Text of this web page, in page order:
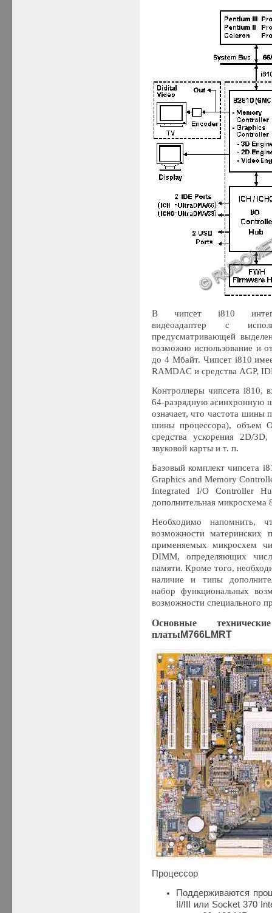
В чипсет i810
видеоадаптер с
предусматривающей
возможно использование и
до 4 Мбайт. Чипсет i810
RAMDAC и средства AGP,
Контроллеры чипсета i810,
64-разрядную асинхронную
означает, что частота шины
шины процессора),
средства ускорения 2D/
звуковой карты и т. п.
Базовый комплект чипсета
Graphics and Memory
Integrated I/O Controller
дополнительная
Необходимо напомнить,
возможности материнских
применяемых микросхем
DIMM, определяющих
памяти. Кроме того,
наличие и типы
набор функциональных
возможности специального
Основные
платы M766LMRT
Процессор
Поддерживаются
II/III или Socket 370